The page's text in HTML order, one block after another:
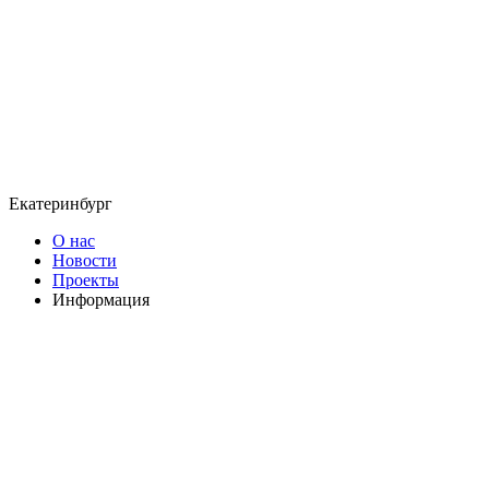
Екатеринбург
О нас
Новости
Проекты
Информация